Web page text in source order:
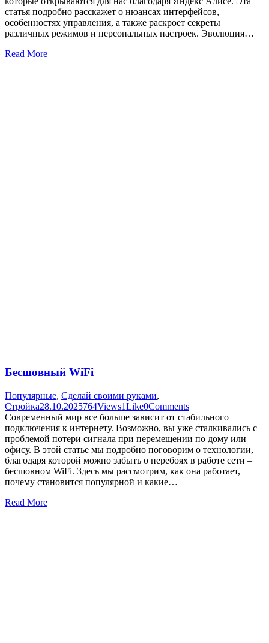
статья подробно расскажет о нюансах интерфейсов,
особенностях управления, а также раскроет секреты
различных режимов и персональных настроек. Эволюция…
Read More
Бесшовный WiFi
Популярные, Сделай своими руками,
Стройка28.10.2025764Views1Like0Comments
Современный мир все больше зависит от стабильного
подключения к интернету. Возможно, вы уже сталкивались с
проблемой потери сигнала при перемещении по дому или
офису. В этой статье мы подробно поговорим о технологии,
благодаря которой можно забыть о перебоях в работе сети –
бесшовном WiFi. Здесь мы рассмотрим, как она работает,
почему становится популярной и какие…
Read More